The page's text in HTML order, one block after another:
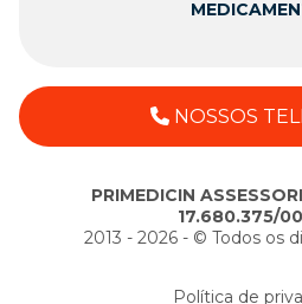
NOSSOS
PRIMEDICIN
17.680.375/
2013 - 2026 - ©️ Todos os
Política de